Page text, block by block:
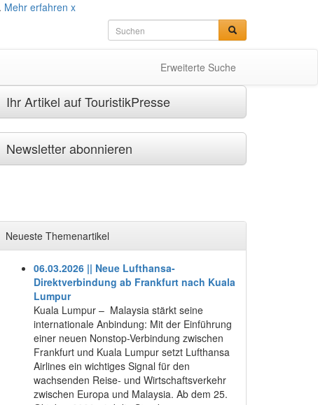
Mehr erfahren x
Erweiterte Suche
Ihr Artikel auf TouristikPresse
Newsletter abonnieren
Neueste Themenartikel
06.03.2026 || Neue Lufthansa-
Direktverbindung ab Frankfurt nach Kuala
Lumpur
Kuala Lumpur – Malaysia stärkt seine
internationale Anbindung: Mit der Einführung
einer neuen Nonstop-Verbindung zwischen
Frankfurt und Kuala Lumpur setzt Lufthansa
Airlines ein wichtiges Signal für den
wachsenden Reise- und Wirtschaftsverkehr
zwischen Europa und Malaysia. Ab dem 25.